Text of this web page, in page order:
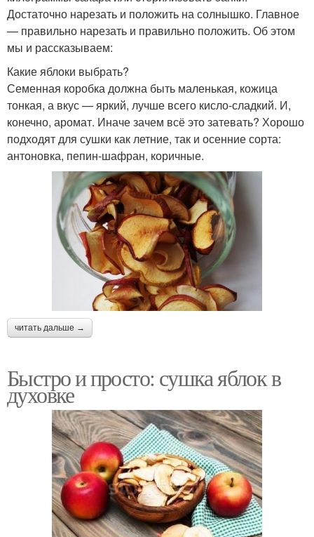
Достаточно нарезать и положить на солнышко. Главное
— правильно нарезать и правильно положить. Об этом
мы и рассказываем:
Какие яблоки выбрать?
Семенная коробка должна быть маленькая, кожица
тонкая, а вкус — яркий, лучше всего кисло-сладкий. И,
конечно, аромат. Иначе зачем всё это затевать? Хорошо
подходят для сушки как летние, так и осенние сорта:
антоновка, пепин-шафран, коричные.
читать дальше →
Быстро и просто: сушка яблок в
духовке